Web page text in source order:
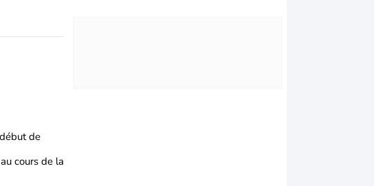
de
cours de la